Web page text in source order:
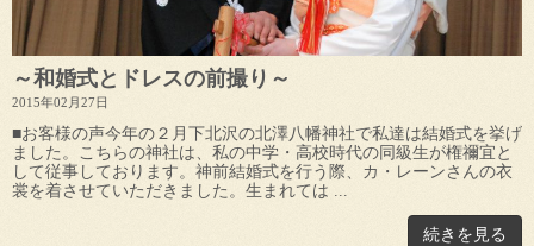
～和婚式とドレスの前撮り～
2015年02月27日
■お客様の声今年の２月下北沢の北澤八幡神社で私達は結婚式を挙げ
ました。こちらの神社は、私の中学・高校時代の同級生が権禰宜と
して従事しております。神前結婚式を行う際、カ・レーンさんの衣
裳を着させていただきました。生まれては ...
続きを見る